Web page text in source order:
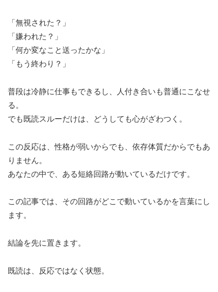
「無視された？」
「嫌われた？」
「何か変なこと送ったかな」
「もう終わり？」
普段は冷静に仕事もできるし、人付き合いも普通にこなせ
る。
でも既読スルーだけは、どうしても心がざわつく。
この反応は、性格が弱いからでも、依存体質だからでもあ
りません。
あなたの中で、ある短絡回路が動いているだけです。
この記事では、その回路がどこで動いているかを言葉にし
ます。
結論を先に置きます。
既読は、反応ではなく状態。